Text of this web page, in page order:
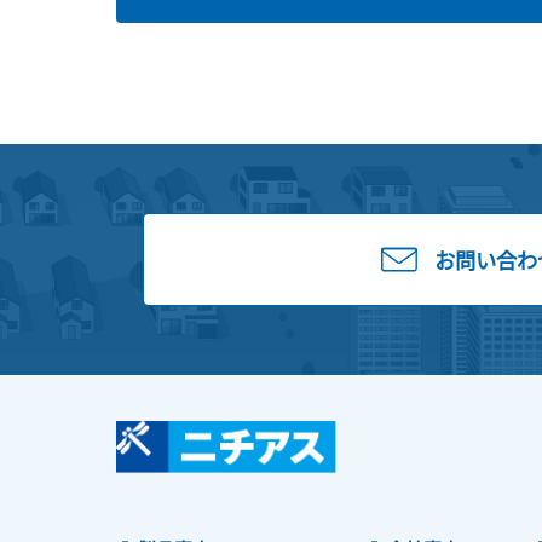
お問い合